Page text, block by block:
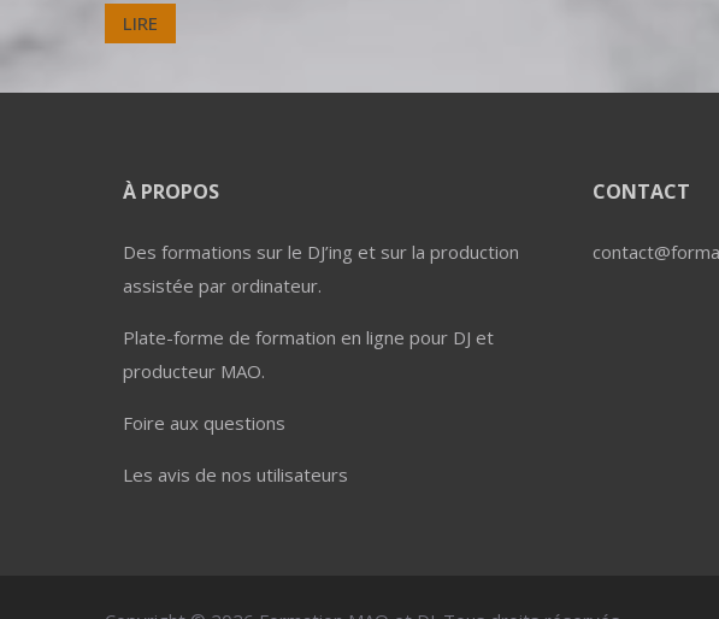
LIRE
À PROPOS
Des formations sur le DJ’ing et sur la production
assistée par ordinateur.
Plate-forme de formation en ligne pour DJ et
producteur MAO.
Foire aux questions
Les avis de nos utilisateurs
CONTACT